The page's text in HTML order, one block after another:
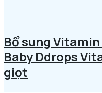
Bổ sung
Baby Ddrops
giọt